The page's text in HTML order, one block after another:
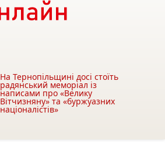
На Тернопільщині досі стоїть
радянський меморіал із
написами про «Велику
Вітчизняну» та «буржуазних
націоналістів»